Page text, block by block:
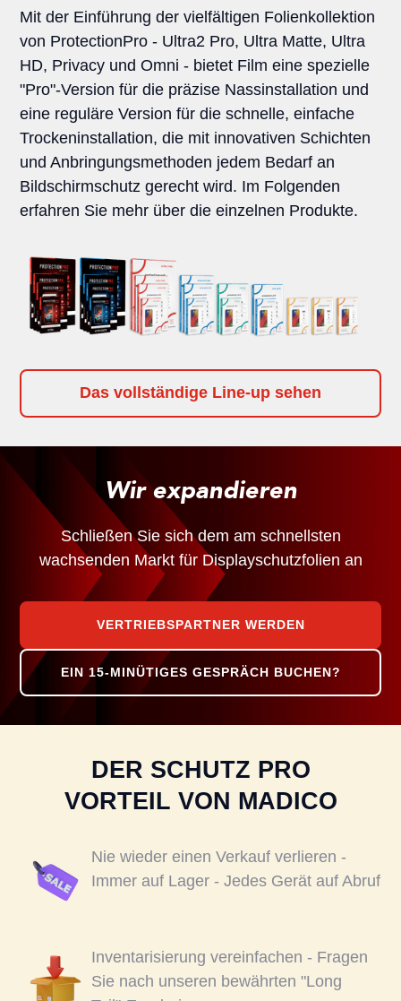
Mit der Einführung der vielfältigen Folienkollektion
von ProtectionPro - Ultra2 Pro, Ultra Matte, Ultra
HD, Privacy und Omni - bietet Film eine spezielle
"Pro"-Version für die präzise Nassinstallation und
eine reguläre Version für die schnelle, einfache
Trockeninstallation, die mit innovativen Schichten
und Anbringungsmethoden jedem Bedarf an
Bildschirmschutz gerecht wird. Im Folgenden
erfahren Sie mehr über die einzelnen Produkte.
Das vollständige Line-up sehen
Wir expandieren
Schließen Sie sich dem am schnellsten
wachsenden Markt für Displayschutzfolien an
VERTRIEBSPARTNER WERDEN
EIN 15-MINÜTIGES GESPRÄCH BUCHEN?
DER SCHUTZ PRO
VORTEIL VON MADICO
Nie wieder einen Verkauf verlieren -
Immer auf Lager - Jedes Gerät auf Abruf
Inventarisierung vereinfachen - Fragen
Sie nach unseren bewährten "Long